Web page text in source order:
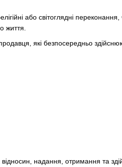
або світоглядні
життя.
які безпосередньо
надання, отримання та